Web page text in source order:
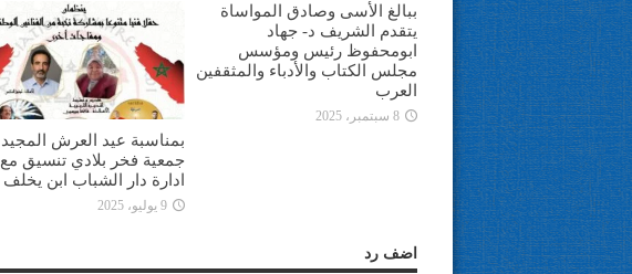
ببالغ الأسى وصادق المواساة
يتقدم الشريف د- جهاد
ابومحفوظ رئيس ومؤسس
مجلس الكتاب والأدباء والمثقفين
العرب
8 سبتمبر، 2025
بمناسبة عيد العرش المجيد
جمعية فخر بلادي تنسيق مع
ادارة دار الشباب ابن يخلف
9 يوليو، 2025
اضف رد